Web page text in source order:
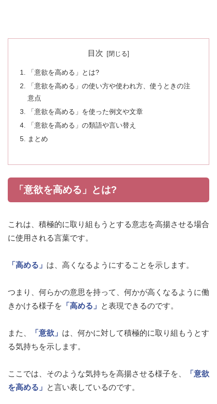
目次
「意欲を高める」とは?
「意欲を高める」の使い方や使われ方、使うときの注
意点
「意欲を高める」を使った例文や文章
「意欲を高める」の類語や言い替え
まとめ
「意欲を高める」とは?
これは、積極的に取り組もうとする意志を高揚させる場合
に使用される言葉です。
「高める」 は、高くなるようにすることを示します。
つまり、何らかの意思を持って、何かが高くなるように働
きかける様子を 「高める」 と表現できるのです。
また、 「意欲」 は、何かに対して積極的に取り組もうとす
る気持ちを示します。
ここでは、そのような気持ちを高揚させる様子を、
「意欲
を高める」
と言い表しているのです。